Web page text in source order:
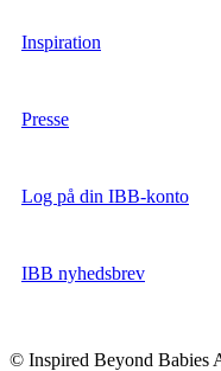
Inspiration
Presse
Log på din IBB-konto
IBB nyhedsbrev
© Inspired Beyond Babies